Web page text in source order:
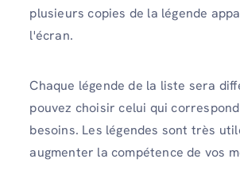
plusieurs copies de la légende
l'écran.
Chaque légende de la liste sera
pouvez choisir celui qui
besoins. Les légendes sont très
augmenter la compétence de vos